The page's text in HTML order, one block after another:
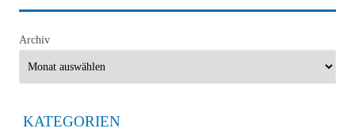
Archiv
KATEGORIEN